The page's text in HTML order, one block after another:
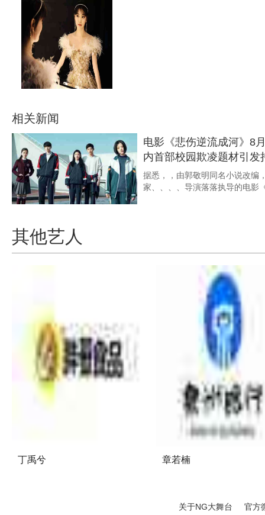
相关新闻
电影《悲伤逆流成河》8
内首部校园欺凌题材引发
据悉，，由郭敬明同名小说改编，
家、、、、导演落落执导的
其他艺人
丁禹兮 章若楠
关于NG大舞台 官方